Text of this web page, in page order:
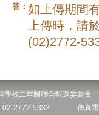
答： 如上傳期間
上傳時，請
(02)2772-
學校二年制聯合甄選委員
：02-2772-5333 傳真